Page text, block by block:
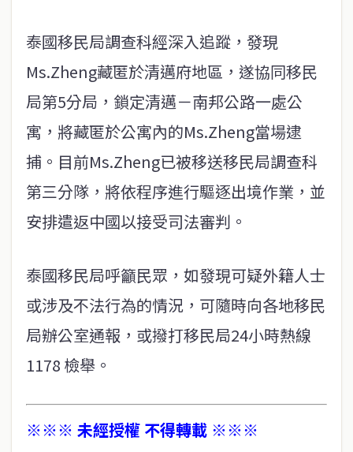
泰國移民局調查科經深入追蹤，發現
Ms.Zheng藏匿於清邁府地區，遂協同移民
局第5分局，鎖定清邁－南邦公路一處公
寓，將藏匿於公寓內的Ms.Zheng當場逮
捕。目前Ms.Zheng已被移送移民局調查科
第三分隊，將依程序進行驅逐出境作業，並
安排遣返中國以接受司法審判。
泰國移民局呼籲民眾，如發現可疑外籍人士
或涉及不法行為的情況，可隨時向各地移民
局辦公室通報，或撥打移民局24小時熱線
1178 檢舉。
※※※ 未經授權 不得轉載 ※※※